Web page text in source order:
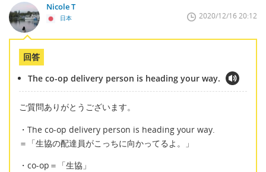
Nicole T
日本 2020/12/16 20:12
回答
The co-op delivery person is heading your way.
ご質問ありがとうございます。
・The co-op delivery person is heading your way.
＝「生協の配達員がこっちに向かってるよ。」
・co-op＝「生協」